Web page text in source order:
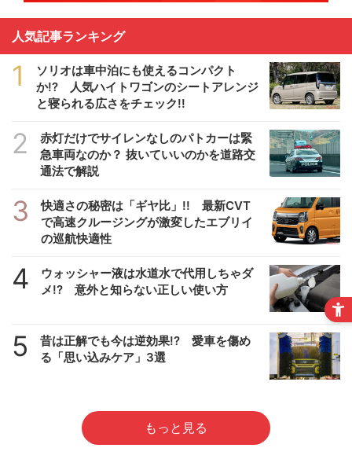
人気記事ランキング
1
ソリオは車中泊にも使えるコンパクト
か!? 人気ハイトワゴンのシートアレンジ
と寝られる広さをチェック!!
2
赤灯だけでサイレンなしのパトカーは緊
急車両なのか？ 抜いていいのかを道路交
通法で解説
3
快適さの秘密は「ギヤ比」!! 最新CVT
で高速クルージングが激変したエブリイ
の巡航快適性
4
ウォッシャー液は水道水で代用しちゃダ
メ!? 意外と知らない正しい使い方
5
昔は正解でも今は逆効果!? 愛車を傷め
る「思い込みケア」3選
もっと見る